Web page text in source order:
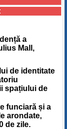
a
Mall,
de identitate
spațiului de
funciară și a
arondate,
de zile.